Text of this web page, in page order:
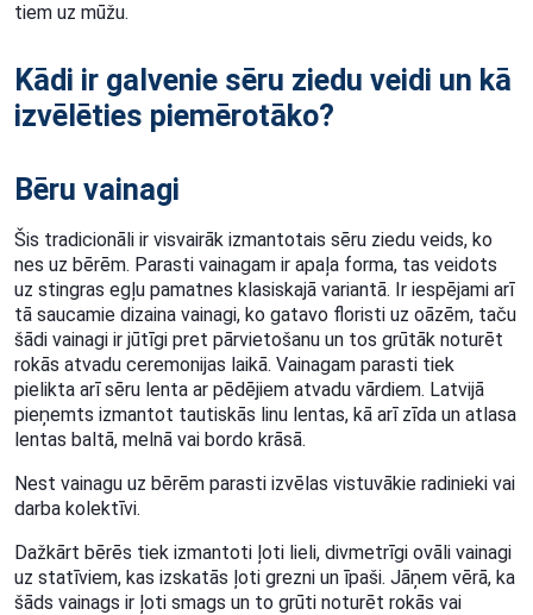
tiem uz mūžu.
Kādi ir galvenie sēru ziedu veidi un kā
izvēlēties piemērotāko?
Bēru vainagi
Šis tradicionāli ir visvairāk izmantotais sēru ziedu veids, ko
nes uz bērēm. Parasti vainagam ir apaļa forma, tas veidots
uz stingras egļu pamatnes klasiskajā variantā. Ir iespējami arī
tā saucamie dizaina vainagi, ko gatavo floristi uz oāzēm, taču
šādi vainagi ir jūtīgi pret pārvietošanu un tos grūtāk noturēt
rokās atvadu ceremonijas laikā. Vainagam parasti tiek
pielikta arī sēru lenta ar pēdējiem atvadu vārdiem. Latvijā
pieņemts izmantot tautiskās linu lentas, kā arī zīda un atlasa
lentas baltā, melnā vai bordo krāsā.
Nest vainagu uz bērēm parasti izvēlas vistuvākie radinieki vai
darba kolektīvi.
Dažkārt bērēs tiek izmantoti ļoti lieli, divmetrīgi ovāli vainagi
uz statīviem, kas izskatās ļoti grezni un īpaši. Jāņem vērā, ka
šāds vainags ir ļoti smags un to grūti noturēt rokās vai